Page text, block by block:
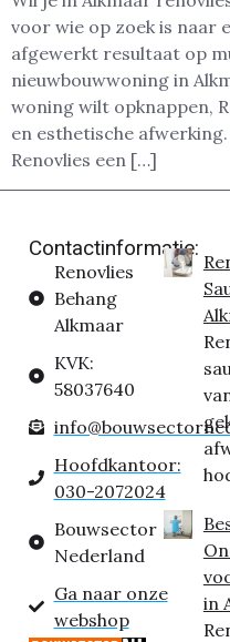
voor wie op zoek is naar
afgewerkt resultaat op
nieuwbouwwoning in
woning wilt opknappen,
en esthetische
Renovlies een […]
Contactinformatie:
Renovlies
Behang
Alkmaar
KVK:
58037640
Hoofdkantoor:
030-2072024
Bouwsector
Nederland
Ga naar onze
webshop
in